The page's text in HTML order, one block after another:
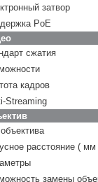
затвор
PoE
сжатия
кадров
Streaming
расстояние ( мм
замены